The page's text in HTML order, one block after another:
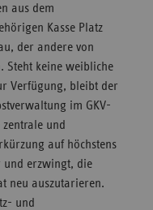
aus dem
Kasse Platz
der andere von
Steht keine weibliche
Verfügung, bleibt der
im GKV-
und
auf höchstens
und erzwingt, die
neu auszutarieren.
und